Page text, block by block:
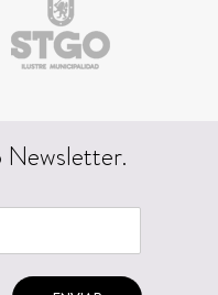
Newsletter.